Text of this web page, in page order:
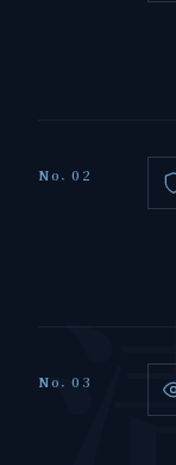
No. 02
No. 03